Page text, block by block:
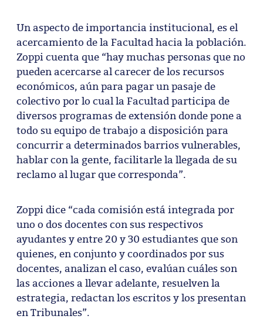
Un aspecto de importancia institucional, es el
acercamiento de la Facultad hacia la población.
Zoppi cuenta que “hay muchas personas que no
pueden acercarse al carecer de los recursos
económicos, aún para pagar un pasaje de
colectivo por lo cual la Facultad participa de
diversos programas de extensión donde pone a
todo su equipo de trabajo a disposición para
concurrir a determinados barrios vulnerables,
hablar con la gente, facilitarle la llegada de su
reclamo al lugar que corresponda”.
Zoppi dice “cada comisión está integrada por
uno o dos docentes con sus respectivos
ayudantes y entre 20 y 30 estudiantes que son
quienes, en conjunto y coordinados por sus
docentes, analizan el caso, evalúan cuáles son
las acciones a llevar adelante, resuelven la
estrategia, redactan los escritos y los presentan
en Tribunales”.